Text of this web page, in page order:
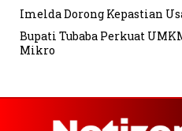
Imelda Dorong Kepastian
Bupati Tubaba Perkuat
Mikro